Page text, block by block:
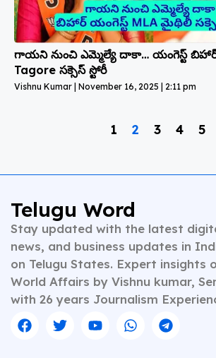
గాయని నుంచి ఎమ్మెల్యే దాకా… యంగెస్ట్ బిహార్
Tagore సక్సెస్ స్టోరీ
Vishnu Kumar November 16, 2025 2:11 pm
1 2 3 4 5
Telugu Word
Stay updated with the latest
news, and business updates in
on Telugu States. Expert insights
World Affairs by Vishnu kumar,
with 26 years Journalism